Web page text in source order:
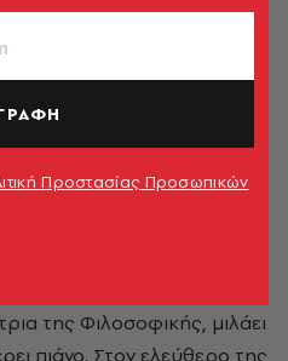
της Φιλοσοφικής, μιλάει
πιάνο. Στον ελεύθερο της
Προστασίας Προσωπικών